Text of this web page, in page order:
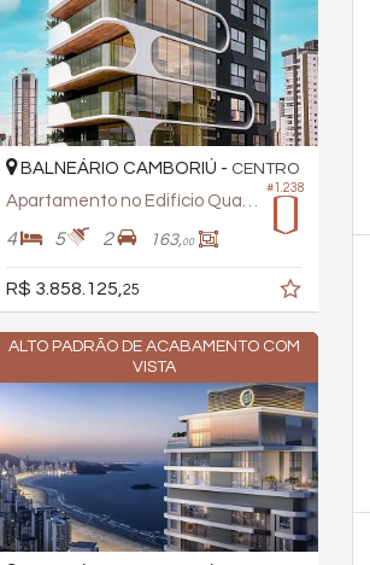
#1.238
BALNEÁRIO CAMBORIÚ - CENTRO
Apartamento no Edifício Quantum
4 5 2 163,00
R$ 3.858.125, 25
ALTO PADRÃO DE ACABAMENTO COM
VISTA